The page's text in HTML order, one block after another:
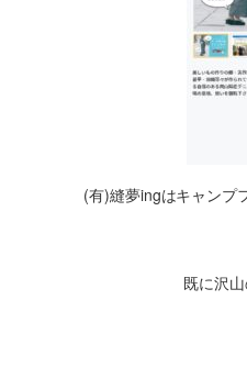
(有)縫夢ingはキャンプ
既に沢